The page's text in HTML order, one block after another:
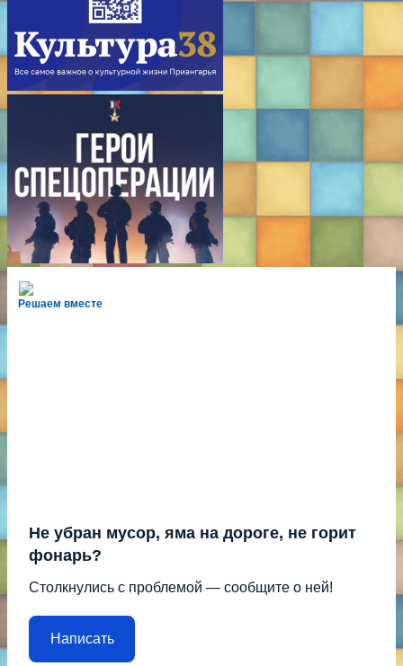
Решаем вместе
Не убран мусор, яма на дороге, не горит
фонарь?
Столкнулись с проблемой — сообщите о ней!
Написать